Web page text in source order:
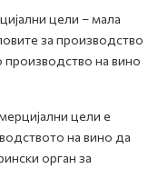
цели – мала
за производство
на вино
цели е
на вино да
орган за